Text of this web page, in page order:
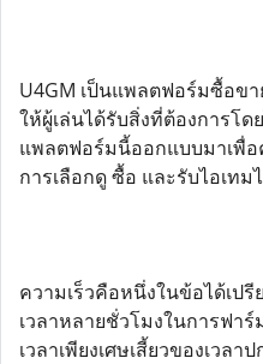
U4GM เป็นแพลตฟอร์มซื้อข
ให้ผู้เล่นได้รับสิ่งที่ต้องการโด
แพลตฟอร์มนี้ออกแบบมาเพื่
การเลือกดู ซื้อ และรับไอเทม
ความเร็วคือหนึ่งในข้อได้เ
เวลาหลายชั่วโมงในการฟา
เวลาเพียงเศษเสี้ยวของเวล